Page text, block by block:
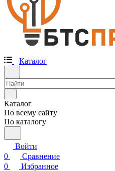
Каталог
Каталог
По всему сайту
По каталогу
Войти
0
Сравнение
0
Избранное